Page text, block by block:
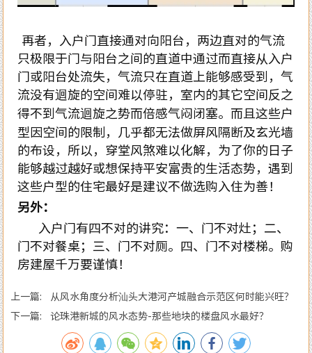
再者，入户门直接通对向阳台，两边直对的气流
只极限于门与阳台之间的直道中通过而直接从入户
门或阳台处流失，气流只在直道上能够感受到，气
流没有迴旋的空间难以停驻，室内的其它空间反之
得不到气流迴旋之势而倍感气闷闭塞。而且这些户
型因空间的限制，几乎都无法做屏风隔断及玄光墙
的布设，所以，穿堂风煞难以化解，为了你的日子
能够越过越好或想保持平安富贵的生活态势，遇到
这些户型的住宅最好是建议不做选购入住为善！
另外：
入户门有四不对的讲究：一、门不对灶；二、
门不对餐桌；三、门不对厕。四、门不对楼梯。购
房建屋千万要谨慎！
上一篇: 从风水角度分析汕头大港河产城融合示范区何时能兴旺？
下一篇: 论珠港新城的风水态势-那些地块的楼盘风水最好？